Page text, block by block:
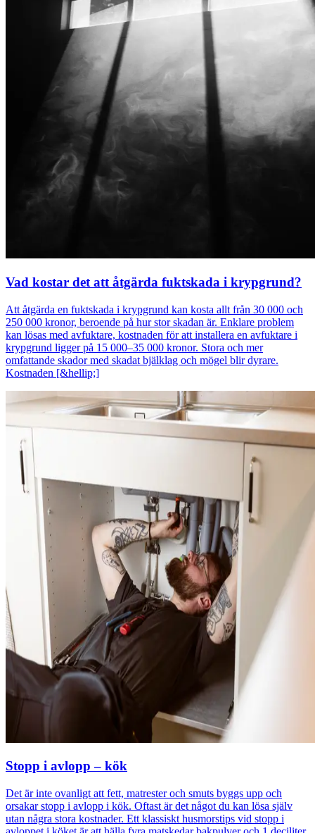
Vad kostar det att åtgärda fuktskada i krypgrund?
Att åtgärda en fuktskada i krypgrund kan kosta allt från 30 000 och
250 000 kronor, beroende på hur stor skadan är. Enklare problem
kan lösas med avfuktare, kostnaden för att installera en avfuktare i
krypgrund ligger på 15 000–35 000 kronor. Stora och mer
omfattande skador med skadat bjälklag och mögel blir dyrare.
Kostnaden [&hellip;]
Stopp i avlopp – kök
Det är inte ovanligt att fett, matrester och smuts byggs upp och
orsakar stopp i avlopp i kök. Oftast är det något du kan lösa själv
utan några stora kostnader. Ett klassiskt husmorstips vid stopp i